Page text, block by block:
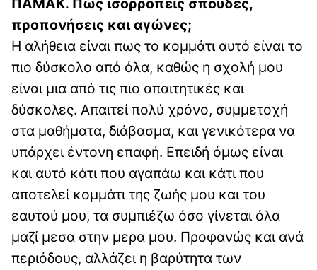
ΠΑΜΑΚ. Πώς ισορροπείς σπουδές,
προπονήσεις και αγώνες;
Η αλήθεια είναι πως το κομμάτι αυτό είναι το
πιο δύσκολο από όλα, καθώς η σχολή μου
είναι μια από τις πιο απαιτητικές και
δύσκολες. Απαιτεί πολύ χρόνο, συμμετοχή
στα μαθήματα, διάβασμα, και γενικότερα να
υπάρχει έντονη επαφή. Επειδή όμως είναι
και αυτό κάτι που αγαπάω και κάτι που
αποτελεί κομμάτι της ζωής μου και του
εαυτού μου, τα συμπιέζω όσο γίνεται όλα
μαζί μεσα στην μερα μου. Προφανώς και ανά
περιόδους, αλλάζει η βαρύτητα των